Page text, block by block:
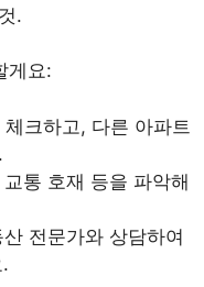
.
게요:
크하고, 다른 아파트
통 호재 등을 파악해
전문가와 상담하여